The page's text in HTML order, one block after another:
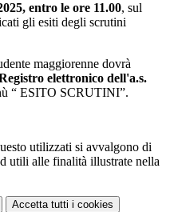
entro le ore 11.00, sul
gli esiti degli scrutini
maggiorenne dovrà
elettronico dell'a.s.
“ ESITO SCRUTINI”.
utilizzati si avvalgono di
utili alle finalità illustrate nella
Accetta tutti i cookies